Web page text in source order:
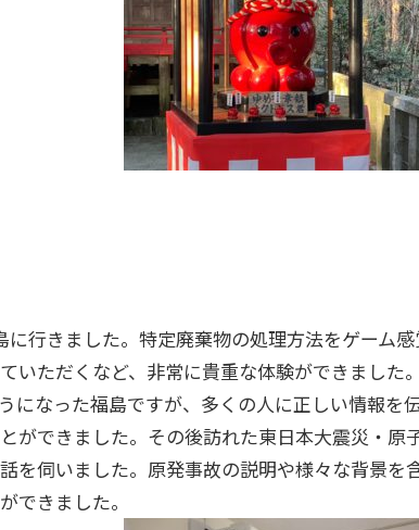
に行きました。特定廃棄物の処理方法をゲーム
いただくなど、非常に貴重な体験ができました
になった福島ですが、多くの人に正しい情報を
ができました。その後訪れた東日本大震災・
を伺いました。原発事故の説明や様々な背景を
できました。​​